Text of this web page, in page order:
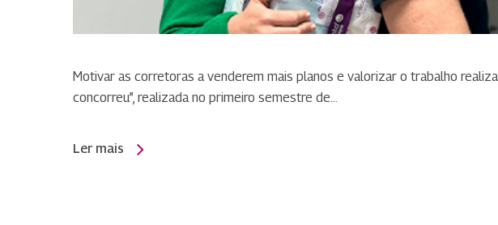
Motivar as corretoras a venderem mais planos e valorizar o trabalho
concorreu”, realizada no primeiro semestre de…
Ler mais